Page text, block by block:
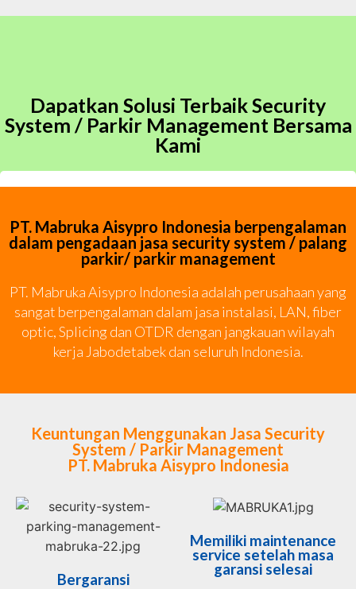
Dapatkan Solusi Terbaik Security
System / Parkir Management Bersama
Kami
PT. Mabruka Aisypro Indonesia berpengalaman
dalam pengadaan jasa security system / palang
parkir/ parkir management
PT. Mabruka Aisypro Indonesia adalah perusahaan yang
sangat berpengalaman dalam jasa instalasi, LAN, fiber
optic, Splicing dan OTDR dengan jangkauan wilayah
kerja Jabodetabek dan seluruh Indonesia.
Keuntungan Menggunakan Jasa Security
System / Parkir Management
PT. Mabruka Aisypro Indonesia
Bergaransi
Memiliki maintenance
service setelah masa
garansi selesai